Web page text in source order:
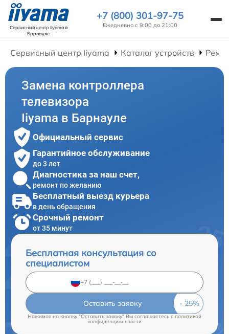
Сервисный центр Iiyamaв
Барнауле
+7 (800) 301-97-75
Ежедневно с 9:00 до 21:00
Сервисный центр Iiyama Каталог устройств
Замена контроллера
телевизора
Iiyama в Барнауле
Официальный сервис
Гарантийное обслуживание
до 3 лет
Диагностика за наш счет,
ремонт по желанию
Бесплатный выезд курьера
в день обращения
Срочный ремонт
от 35 минут
Бесплатная консультация со
специалистом
Оставить заявку
Нажимая на кнопку "Оставить заявку" Вы соглашаетесь cполитикой
конфиденциальности